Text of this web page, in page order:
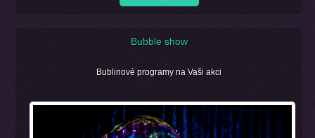
Bubble show
Bublinové programy na Vaši akci